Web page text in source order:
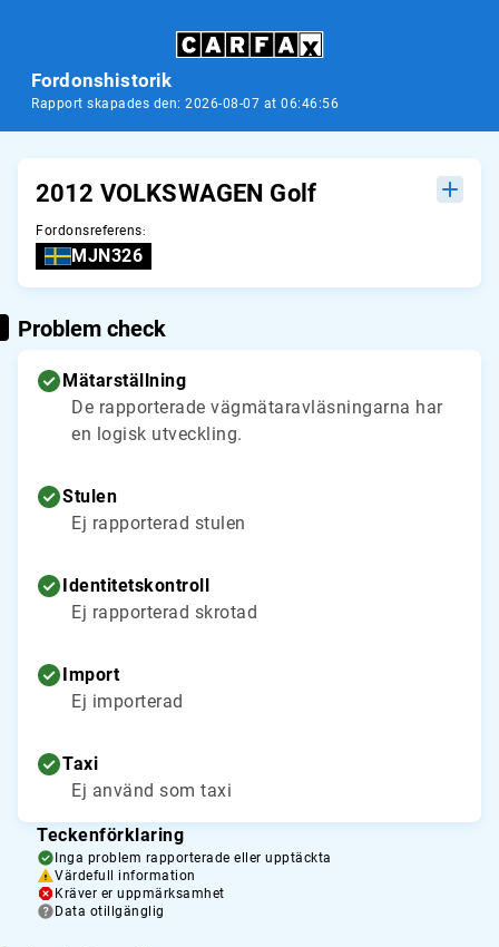
Fordonshistorik
Rapport skapades den: 2026-08-07 at 06:46:56
2012 VOLKSWAGEN Golf
Fordonsreferens:
MJN326
Problem check
Mätarställning
De rapporterade vägmätaravläsningarna har
en logisk utveckling.
Stulen
Ej rapporterad stulen
Identitetskontroll
Ej rapporterad skrotad
Import
Ej importerad
Taxi
Ej använd som taxi
Teckenförklaring
Inga problem rapporterade eller upptäckta
Värdefull information
Kräver er uppmärksamhet
Data otillgänglig